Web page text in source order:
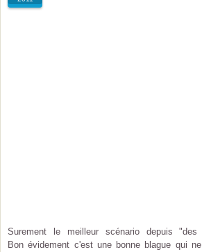
Surement le meilleur scénario depuis
Bon évidement c'est une bonne blague qui